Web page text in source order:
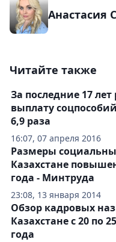
Анастасия
Читайте также
16:07, 07 апреля 2016
За последние 17
выплату
6,9 раза
23:08, 13 января 2014
Размеры
Казахстане
года - Минтруда
Обзор кадровых
Казахстане с 20 по
года